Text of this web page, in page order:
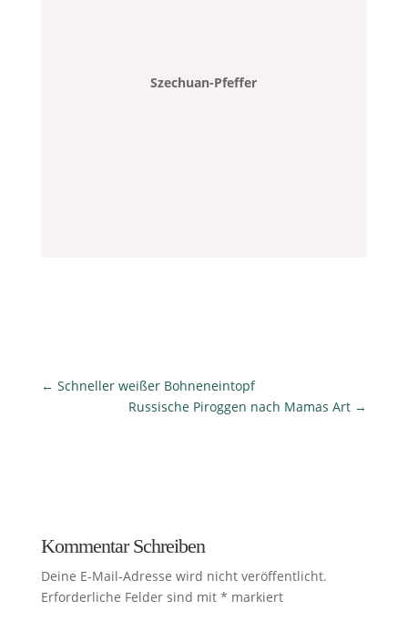
Szechuan-Pfeffer
← Schneller weißer Bohneneintopf
Russische Piroggen nach Mamas Art →
Kommentar Schreiben
Deine E-Mail-Adresse wird nicht veröffentlicht.
Erforderliche Felder sind mit * markiert